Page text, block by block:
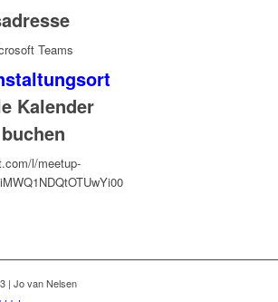
Teams
Kalender
l/meetup-
| Jo van Nelsen